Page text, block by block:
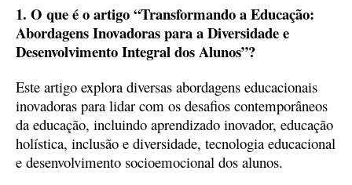
1. O que é o artigo “Transformando a Educação:
Abordagens Inovadoras para a Diversidade e
Desenvolvimento Integral dos Alunos”?
Este artigo explora diversas abordagens educacionais
inovadoras para lidar com os desafios contemporâneos
da educação, incluindo aprendizado inovador, educação
holística, inclusão e diversidade, tecnologia educacional
e desenvolvimento socioemocional dos alunos.